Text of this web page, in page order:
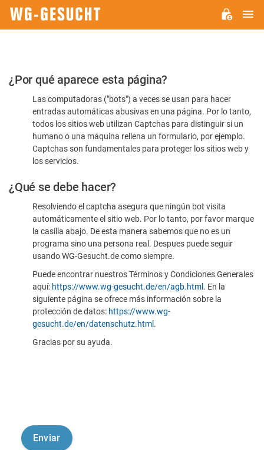
Por
favor,
confirme
humano
¿Por qué aparece esta página?
Las computadoras ("bots") a veces se usan para hacer
entradas automáticas abusivas en una página. Por lo tanto,
todos los sitios web utilizan Captchas para distinguir si un
humano o una máquina rellena un formulario, por ejemplo.
Captchas son fundamentales para proteger los sitios web y
los servicios.
¿Qué se debe hacer?
Resolviendo el captcha asegura que ningún bot visita
automáticamente el sitio web. Por lo tanto, por favor marque
la casilla abajo. De esta manera sabemos que no es un
programa sino una persona real. Despues puede seguir
usando WG-Gesucht.de como siempre.
Puede encontrar nuestros Términos y Condiciones Generales
aquí: https://www.wg-gesucht.de/en/agb.html . En la
siguiente página se ofrece más información sobre la
protección de datos: https://www.wg-
gesucht.de/en/datenschutz.html .
Gracias por su ayuda.